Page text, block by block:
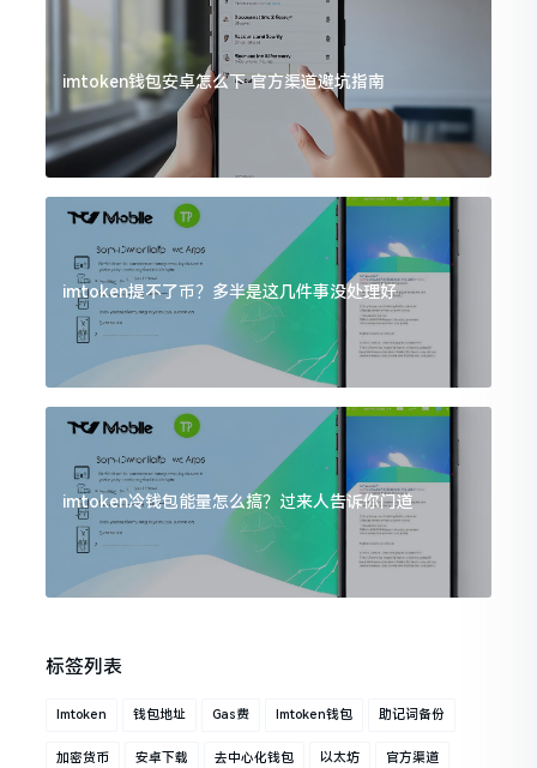
imtoken钱包安卓怎么下 官方渠道避坑指南
imtoken提不了币？多半是这几件事没处理好
imtoken冷钱包能量怎么搞？过来人告诉你门道
标签列表
Imtoken 钱包地址 Gas费 Imtoken钱包 助记词备份
加密货币 安卓下载 去中心化钱包 以太坊 官方渠道